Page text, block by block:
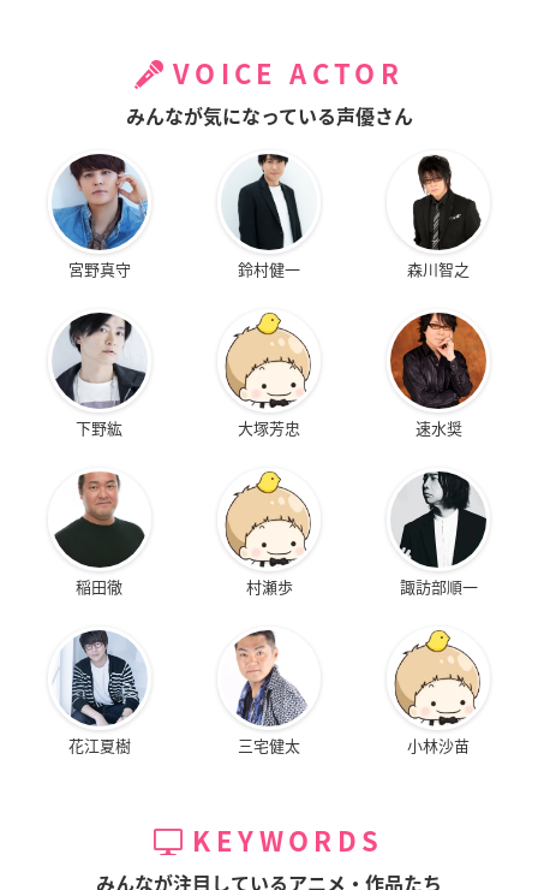
VOICE ACTOR
みんなが気になっている声優さん
宮野真守 鈴村健一 森川智之
下野紘 大塚芳忠 速水奨
稲田徹 村瀬歩 諏訪部順一
花江夏樹 三宅健太 小林沙苗
KEYWORDS
みんなが注目しているアニメ・作品たち